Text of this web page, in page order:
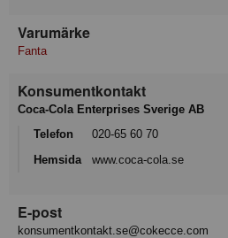
Varumärke
Fanta
Konsumentkontakt
Coca-Cola Enterprises Sverige AB
Telefon
020-65 60 70
Hemsida
www.coca-cola.se
E-post
konsumentkontakt.se@cokecce.com